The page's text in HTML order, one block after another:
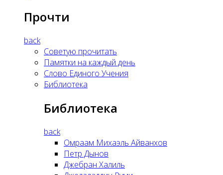
Прочти
back
Советую прочитать
Памятки на каждый день
Слово Единого Учения
Библиотека
Библиотека
back
Омраам Михаэль Айванхов
Петр Дынов
Джебран Халиль